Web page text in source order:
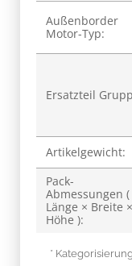
Wert
Außenborder
Motor-Typ:
Ersatzteil
Artikelgewicht:
Pack-
Abmessungen (
Länge × Breite ×
Höhe ):
*